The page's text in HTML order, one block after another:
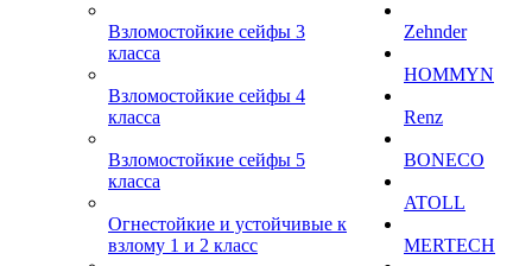
Взломостойкие сейфы 3
класса
Взломостойкие сейфы 4
класса
Взломостойкие сейфы 5
класса
Огнестойкие и устойчивые к
взлому 1 и 2 класс
Zehnder
HOMMYN
Renz
BONECO
ATOLL
MERTECH